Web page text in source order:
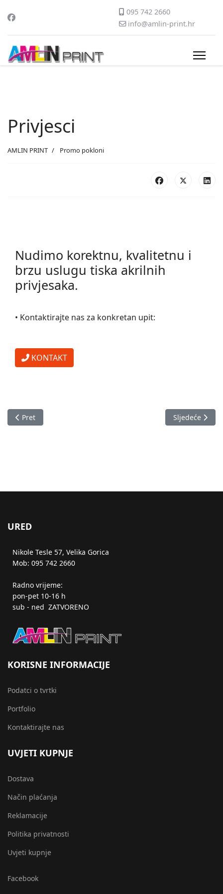
095 742 2660
info@amlin-print.hr
Privjesci
AMLIN PRINT Promo pokloni
Nudimo korektnu, kvalitetnu i
brzu uslugu tiska akrilnih
privjesaka.
• Kontaktirajte nas za konkretan upit:
KONTAKT
Prethodni članak: Upaljači s tiskom
Pret Sljedeći
Sljedeće
URED
Nikole Tesle 57, Velika Gorica
Mob: 095 742 2660
Radno vrijeme:
pon-pet 10-16 h
sub - ned ZATVORENO
KORISNE INFORMACIJE
Podatci o tvrtki
Portfolio
Kontaktirajte nas
UVJETI KUPNJE
Dostava
Način plaćanja
Reklamacije
Politika privatnosti
Uvjeti kupnje
Facebook